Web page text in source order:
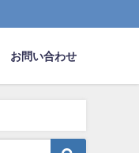
お問い合わせ